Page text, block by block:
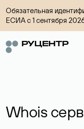
Обязательная
ЕСИА с 1 сентября
Whois